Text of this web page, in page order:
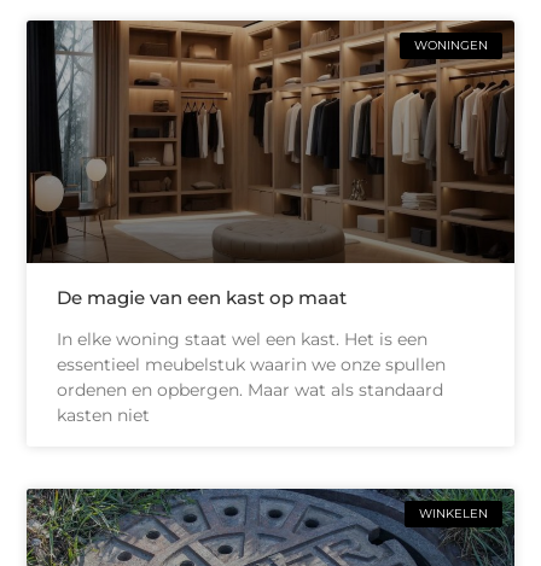
WONINGEN
De magie van een kast op maat
In elke woning staat wel een kast. Het is een
essentieel meubelstuk waarin we onze spullen
ordenen en opbergen. Maar wat als standaard
kasten niet
WINKELEN